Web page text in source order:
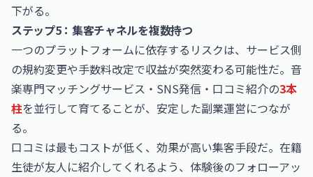
下がる。
ステップ5：集客チャネルを複数持つ
一つのプラットフォームに依存するリスクは、サービス側
の規約変更や手数料改定で収益が突然変わる可能性だ。音
楽専門マッチングサービス・SNS発信・口コミ紹介の3本
柱を並行して育てることが、安定した副業運営につなが
る。
口コミは最もコストが低く、効果が高い集客手段だ。在籍
生徒が友人に紹介してくれるよう、体験後のフォローアッ